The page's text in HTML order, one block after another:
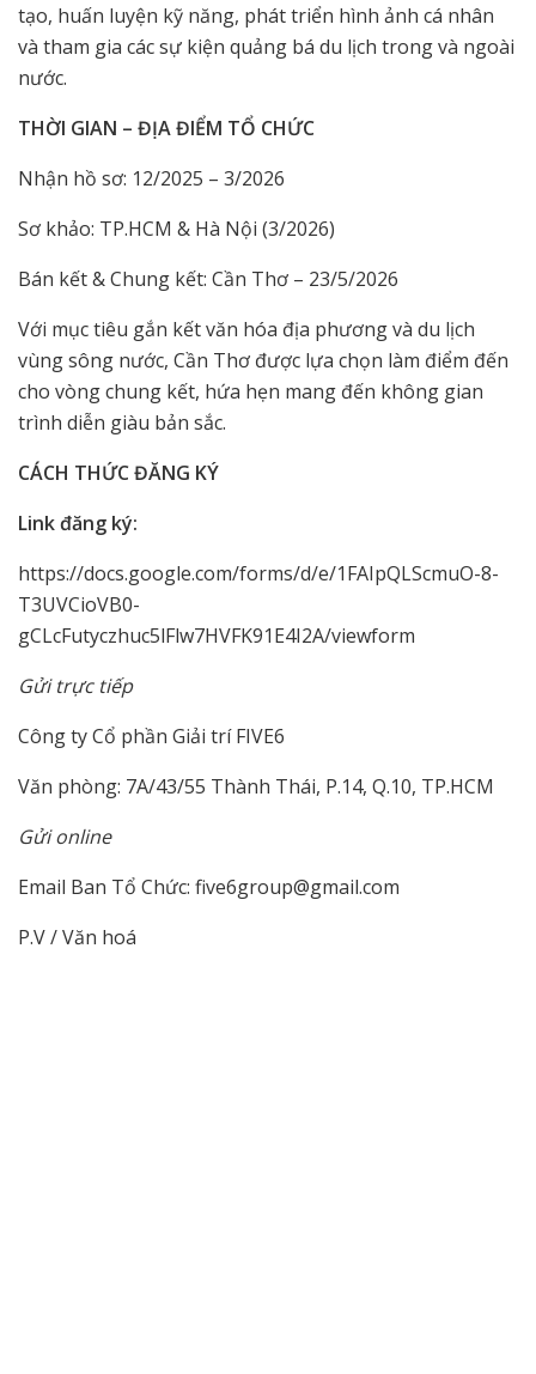
tạo, huấn luyện kỹ năng, phát triển hình ảnh cá nhân
và tham gia các sự kiện quảng bá du lịch trong và ngoài
nước.
THỜI GIAN – ĐỊA ĐIỂM TỔ CHỨC
Nhận hồ sơ: 12/2025 – 3/2026
Sơ khảo: TP.HCM & Hà Nội (3/2026)
Bán kết & Chung kết: Cần Thơ – 23/5/2026
Với mục tiêu gắn kết văn hóa địa phương và du lịch
vùng sông nước, Cần Thơ được lựa chọn làm điểm đến
cho vòng chung kết, hứa hẹn mang đến không gian
trình diễn giàu bản sắc.
CÁCH THỨC ĐĂNG KÝ
Link đăng ký:
https://docs.google.com/forms/d/e/1FAIpQLScmuO-8-
T3UVCioVB0-
gCLcFutyczhuc5lFlw7HVFK91E4I2A/viewform
Gửi trực tiếp
Công ty Cổ phần Giải trí FIVE6
Văn phòng: 7A/43/55 Thành Thái, P.14, Q.10, TP.HCM
Gửi online
Email Ban Tổ Chức: five6group@gmail.com
P.V / Văn hoá